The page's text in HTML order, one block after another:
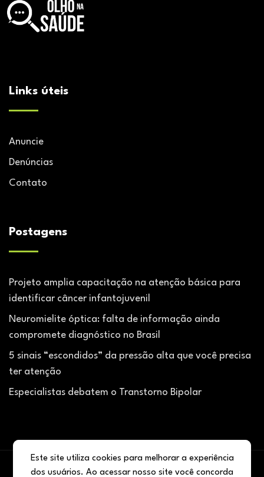
Links úteis
Anuncie
Denúncias
Contato
Postagens
Projeto amplia capacitação na atenção básica para
identificar câncer infantojuvenil
Neuromielite óptica: falta de informação ainda
compromete diagnóstico no Brasil
5 sinais “escondidos” da pressão alta que você precisa
ter atenção
Especialistas debatem o Transtorno Bipolar
Este site utiliza cookies para melhorar a experiência
dos usuários. Ao acessar nosso site você concorda